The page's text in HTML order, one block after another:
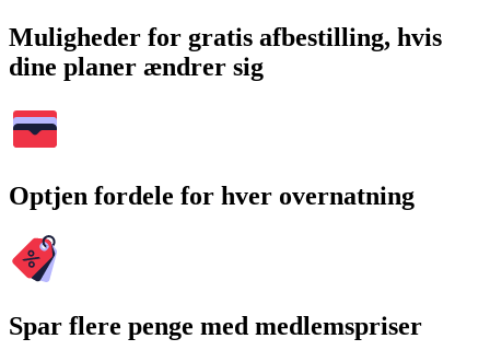
Muligheder for gratis afbestilling, hvis
dine planer ændrer sig
Optjen fordele for hver overnatning
Spar flere penge med medlemspriser